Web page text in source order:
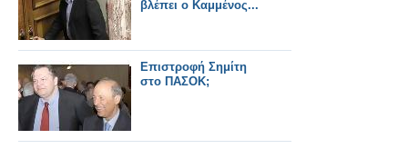
βλέπει ο Καμμένος...
Επιστροφή Σημίτη
στο ΠΑΣΟΚ;